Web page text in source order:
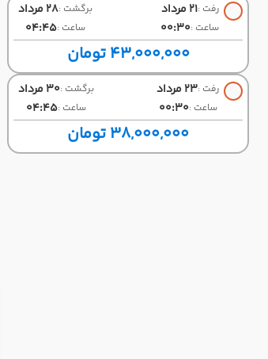
رفت :21 مرداد
ساعت :00:30
برگشت :28 مرداد
ساعت :04:45
43,000,000 تومان
رفت :23 مرداد
ساعت :00:30
برگشت :30 مرداد
ساعت :04:45
38,000,000 تومان